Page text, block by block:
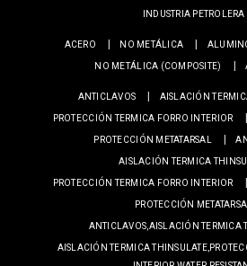
INDUSTRIA PETROLERA
ACERO NO METÁLICA
NO METÁLICA (COMPOSITE)
ANTICLAVOS
AISLACIÓN
PROTECCIÓN TERMICA FORRO INTERIOR
PROTECCIÓN METATARSAL
AISLACIÓN TERMICA
PROTECCIÓN TERMICA FORRO INTERIOR
PROTECCIÓN
ANTICLAVOS,AISLACIÓN TERMICA
AISLACIÓN TERMICA